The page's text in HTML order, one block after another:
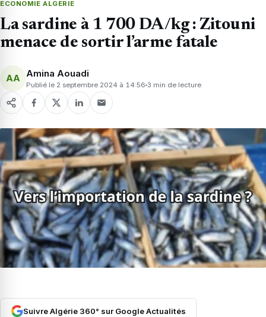
ECONOMIE ALGERIE
La sardine à 1 700 DA/kg : Zitouni
menace de sortir l’arme fatale
AA Amina Aouadi
Publié le 2 septembre 2024 à 14:56 3 min de lecture
Suivre Algérie 360° sur Google Actualités